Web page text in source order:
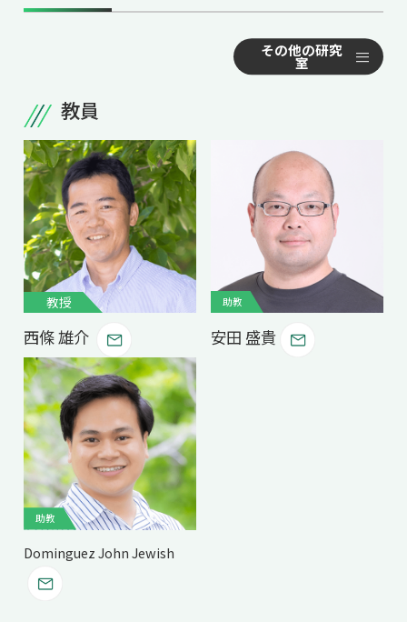
教員一覧
国際バイオゼミナール
サマーキャンプ
海外ラボインターンシップ
国際学生ワークショップ
UCDリトリート
UCDオンラインゼミナール
就職支援
研究＆授業
イベント
生活
保護者の方へ
アクセス
マップ
学内限定 ENGLISH
受験生の方へ
在学生の方へ
教職員の方へ
地域・一般の方へ
企業・研究者の方へ
植物発生シグナル
植物代謝制御
植物成長制御
花発生分子遺伝学
植物生理学
植物免疫学
植物共生学
植物二次代謝
植物再生学
植物生殖デザイン
-- メディカル生物学分野 --
機能ゲノム医学
分子免疫制御
分子医学細胞生物学
RNA分子医科学
教員
教授
西條 雄介
助教
安田 盛貴
助教
Dominguez John Jewish